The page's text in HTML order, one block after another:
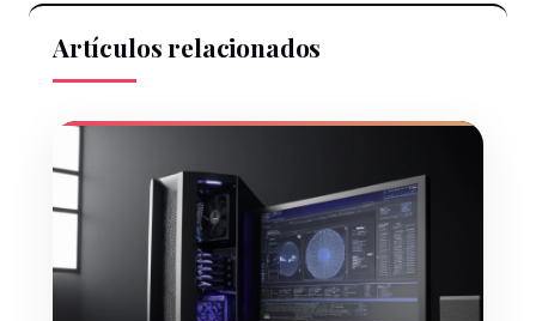
Artículos relacionados